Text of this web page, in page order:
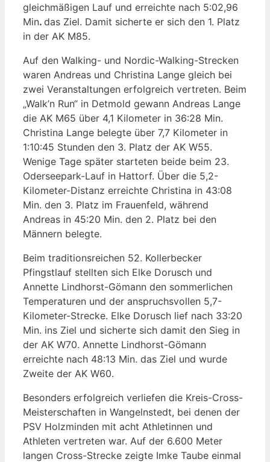
gleichmäßigen Lauf und erreichte nach 5:02,96
Min. das Ziel. Damit sicherte er sich den 1. Platz
in der AK M85.
Auf den Walking- und Nordic-Walking-Strecken
waren Andreas und Christina Lange gleich bei
zwei Veranstaltungen erfolgreich vertreten. Beim
„Walk’n Run“ in Detmold gewann Andreas Lange
die AK M65 über 4,1 Kilometer in 36:28 Min.
Christina Lange belegte über 7,7 Kilometer in
1:10:45 Stunden den 3. Platz der AK W55.
Wenige Tage später starteten beide beim 23.
Oderseepark-Lauf in Hattorf. Über die 5,2-
Kilometer-Distanz erreichte Christina in 43:08
Min. den 3. Platz im Frauenfeld, während
Andreas in 45:20 Min. den 2. Platz bei den
Männern belegte.
Beim traditionsreichen 52. Kollerbecker
Pfingstlauf stellten sich Elke Dorusch und
Annette Lindhorst-Gömann den sommerlichen
Temperaturen und der anspruchsvollen 5,7-
Kilometer-Strecke. Elke Dorusch lief nach 33:20
Min. ins Ziel und sicherte sich damit den Sieg in
der AK W70. Annette Lindhorst-Gömann
erreichte nach 48:13 Min. das Ziel und wurde
Zweite der AK W60.
Besonders erfolgreich verliefen die Kreis-Cross-
Meisterschaften in Wangelnstedt, bei denen der
PSV Holzminden mit acht Athletinnen und
Athleten vertreten war. Auf der 6.600 Meter
langen Cross-Strecke zeigte Imke Taube einmal